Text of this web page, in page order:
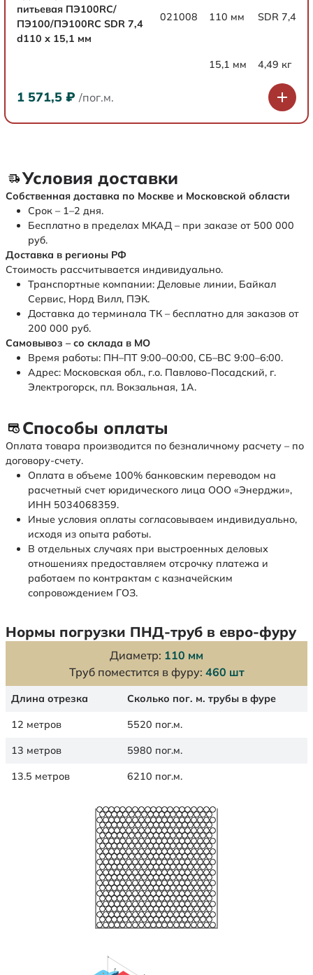
питьевая ПЭ100RC/
ПЭ100/ПЭ100RC SDR 7,4
d110 х 15,1 мм
021008 110 мм SDR 7,4
15,1 мм 4,49 кг
1 571,5 ₽ /пог.м.
Условия доставки
Собственная доставка по Москве и Московской области
Срок – 1–2 дня.
Бесплатно в пределах МКАД – при заказе от 500 000
руб.
Доставка в регионы РФ
Стоимость рассчитывается индивидуально.
Транспортные компании: Деловые линии, Байкал
Сервис, Норд Вилл, ПЭК.
Доставка до терминала ТК – бесплатно для заказов от
200 000 руб.
Самовывоз – со склада в МО
Время работы: ПН–ПТ 9:00–00:00, СБ–ВС 9:00–6:00.
Адрес: Московская обл., г.о. Павлово-Посадский, г.
Электрогорск, пл. Вокзальная, 1А.
Способы оплаты
Оплата товара производится по безналичному расчету – по
договору-счету.
Оплата в объеме 100% банковским переводом на
расчетный счет юридического лица ООО «Энерджи»,
ИНН 5034068359.
Иные условия оплаты согласовываем индивидуально,
исходя из опыта работы.
В отдельных случаях при выстроенных деловых
отношениях предоставляем отсрочку платежа и
работаем по контрактам с казначейским
сопровождением ГОЗ.
Нормы погрузки ПНД-труб в евро-фуру
Диаметр: 110 мм
Труб поместится в фуру: 460 шт
Длина отрезка Сколько пог. м. трубы в фуре
12 метров 5520 пог.м.
13 метров 5980 пог.м.
13.5 метров 6210 пог.м.